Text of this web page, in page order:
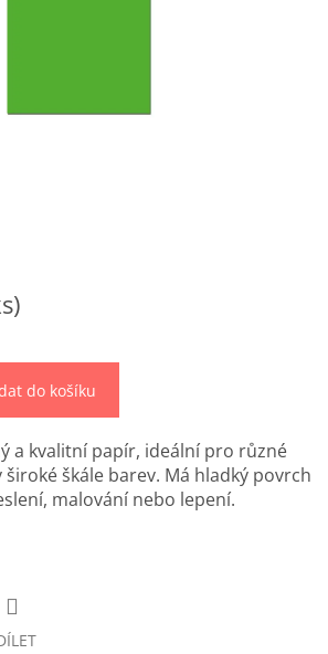
do košíku
a kvalitní papír, ideální pro různé
škále barev. Má hladký povrch
malování nebo lepení.